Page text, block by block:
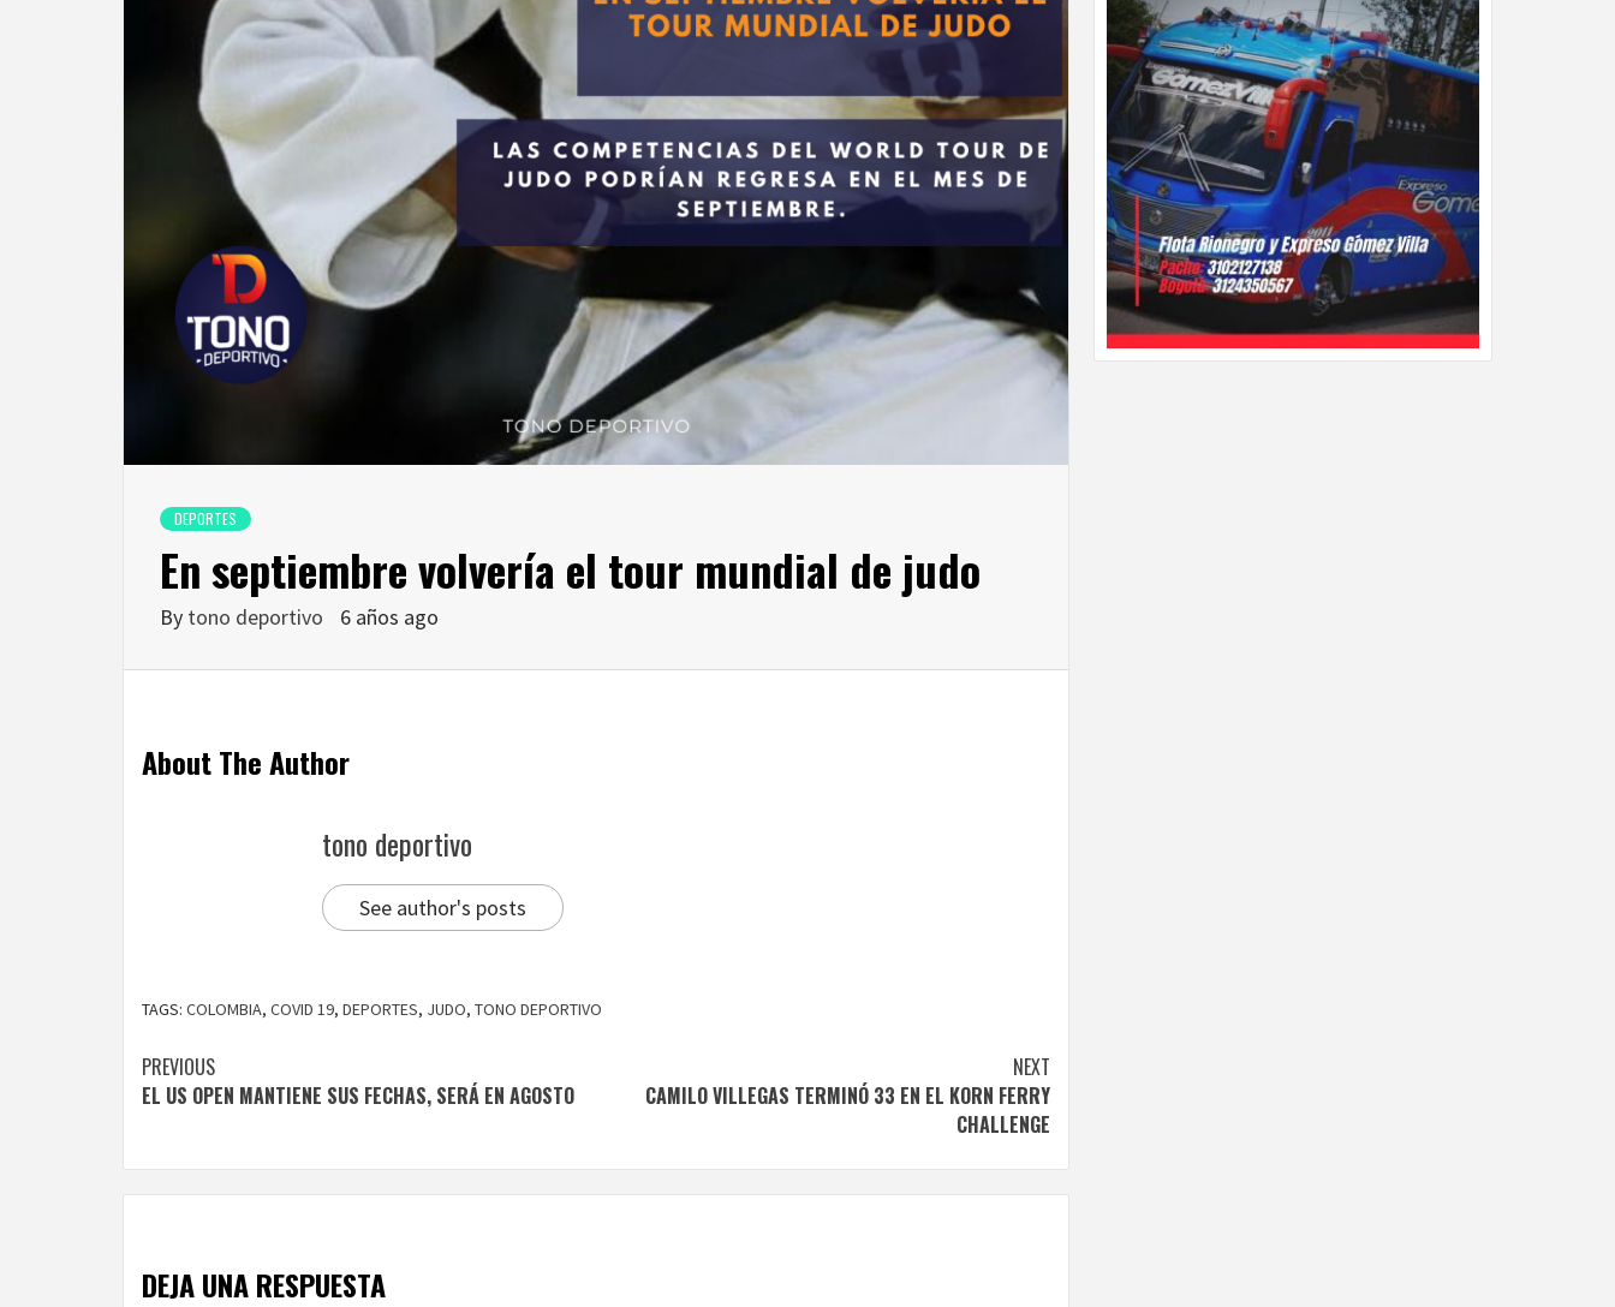
DEPORTES
En septiembre volvería el tour mundial de judo
By tono deportivo 6 años ago
About The Author
tono deportivo
See author's posts
TAGS: COLOMBIA, COVID 19, DEPORTES, JUDO, TONO DEPORTIVO
Continue
Reading
PREVIOUS
EL US OPEN MANTIENE SUS FECHAS, SERÁ EN AGOSTO
NEXT
CAMILO VILLEGAS TERMINÓ 33 EN EL KORN FERRY
CHALLENGE
DEJA UNA RESPUESTA